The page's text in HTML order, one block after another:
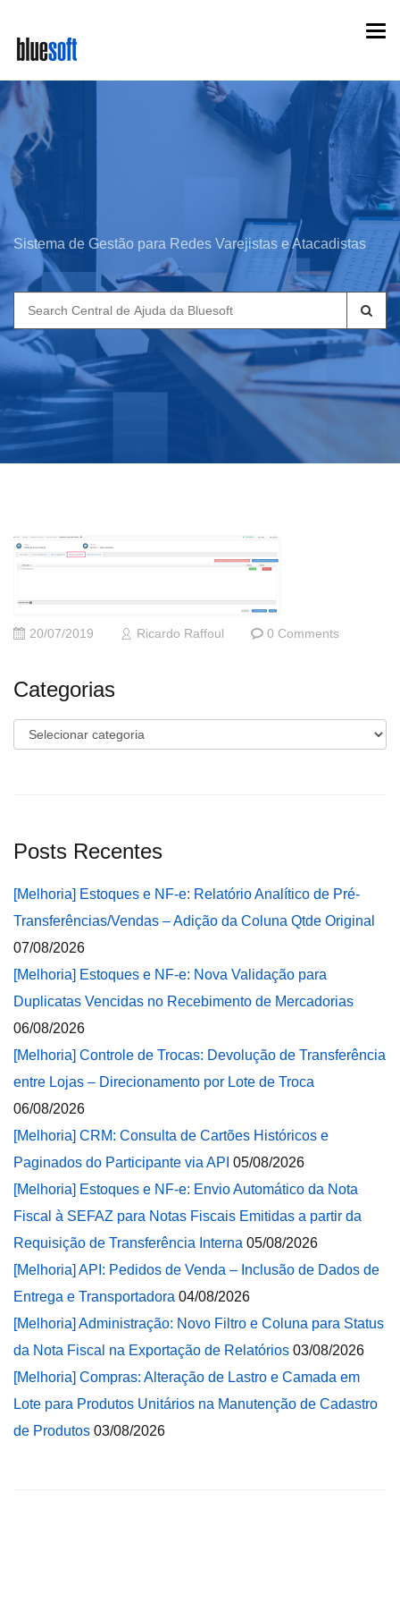
main
content
Sistema de Gestão para Redes Varejistas e Atacadistas
Search
for:
20/07/2019 Ricardo Raffoul 0 Comments
Categorias
Categorias
Posts Recentes
[Melhoria] Estoques e NF-e: Relatório Analítico de Pré-
Transferências/Vendas – Adição da Coluna Qtde Original
07/08/2026
[Melhoria] Estoques e NF-e: Nova Validação para
Duplicatas Vencidas no Recebimento de Mercadorias
06/08/2026
[Melhoria] Controle de Trocas: Devolução de Transferência
entre Lojas – Direcionamento por Lote de Troca
06/08/2026
[Melhoria] CRM: Consulta de Cartões Históricos e
Paginados do Participante via API 05/08/2026
[Melhoria] Estoques e NF-e: Envio Automático da Nota
Fiscal à SEFAZ para Notas Fiscais Emitidas a partir da
Requisição de Transferência Interna 05/08/2026
[Melhoria] API: Pedidos de Venda – Inclusão de Dados de
Entrega e Transportadora 04/08/2026
[Melhoria] Administração: Novo Filtro e Coluna para Status
da Nota Fiscal na Exportação de Relatórios 03/08/2026
[Melhoria] Compras: Alteração de Lastro e Camada em
Lote para Produtos Unitários na Manutenção de Cadastro
de Produtos 03/08/2026